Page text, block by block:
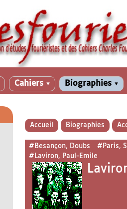
Cahiers ▼ Biographies ▼
Accueil Biographies
#Besançon, Doubs #Paris,
#Laviron, Paul-Emile